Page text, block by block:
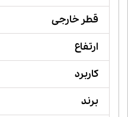
قطر خارجی
ارتفاع
کاربرد
برند